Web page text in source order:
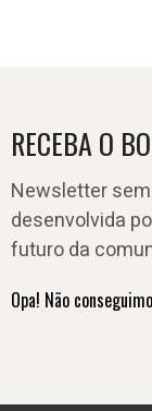
RECEBA O
Newsletter
desenvolvida
futuro da
Opa! Não